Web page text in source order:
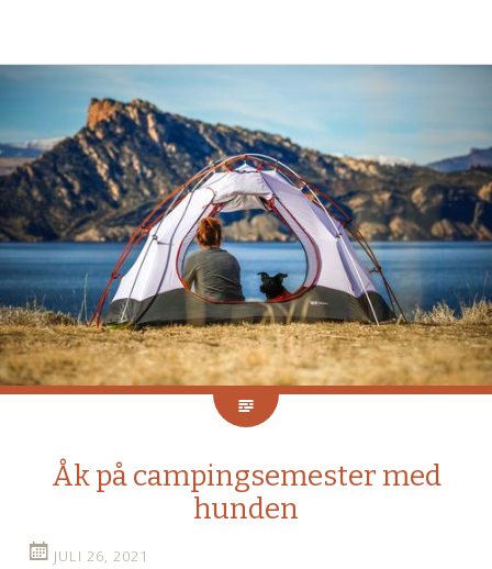
Åk på campingsemester med
hunden
JULI 26, 2021